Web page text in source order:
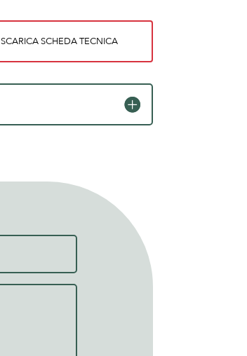
SCARICA SCHEDA TECNICA